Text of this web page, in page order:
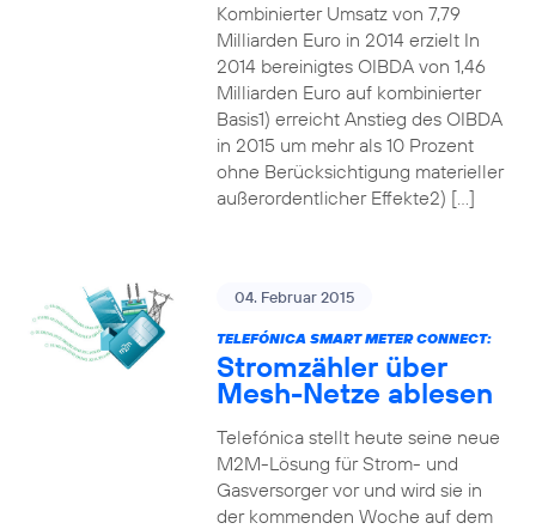
Kombinierter Umsatz von 7,79
Milliarden Euro in 2014 erzielt In
2014 bereinigtes OIBDA von 1,46
Milliarden Euro auf kombinierter
Basis1) erreicht Anstieg des OIBDA
in 2015 um mehr als 10 Prozent
ohne Berücksichtigung materieller
außerordentlicher Effekte2) […]
04. Februar 2015
TELEFÓNICA SMART METER CONNECT:
Stromzähler über
Mesh-Netze ablesen
Telefónica stellt heute seine neue
M2M-Lösung für Strom- und
Gasversorger vor und wird sie in
der kommenden Woche auf dem